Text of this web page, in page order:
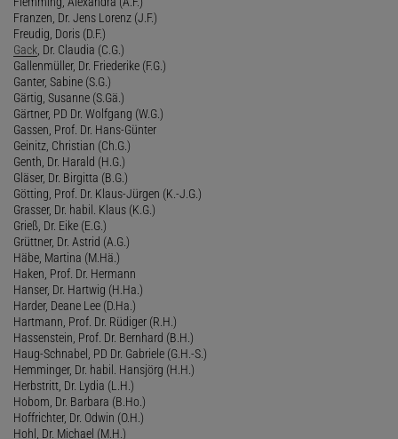
Franzen, Dr. Jens Lorenz (J.F.)
Freudig, Doris (D.F.)
Gack , Dr. Claudia (C.G.)
Gallenmüller, Dr. Friederike (F.G.)
Ganter, Sabine (S.G.)
Gärtig, Susanne (S.Gä.)
Gärtner, PD Dr. Wolfgang (W.G.)
Gassen, Prof. Dr. Hans-Günter
Geinitz, Christian (Ch.G.)
Genth, Dr. Harald (H.G.)
Gläser, Dr. Birgitta (B.G.)
Götting, Prof. Dr. Klaus-Jürgen (K.-J.G.)
Grasser, Dr. habil. Klaus (K.G.)
Grieß, Dr. Eike (E.G.)
Grüttner, Dr. Astrid (A.G.)
Häbe, Martina (M.Hä.)
Haken, Prof. Dr. Hermann
Hanser, Dr. Hartwig (H.Ha.)
Harder, Deane Lee (D.Ha.)
Hartmann, Prof. Dr. Rüdiger (R.H.)
Hassenstein, Prof. Dr. Bernhard (B.H.)
Haug-Schnabel, PD Dr. Gabriele (G.H.-S.)
Hemminger, Dr. habil. Hansjörg (H.H.)
Herbstritt, Dr. Lydia (L.H.)
Hobom, Dr. Barbara (B.Ho.)
Hoffrichter, Dr. Odwin (O.H.)
Hohl, Dr. Michael (M.H.)